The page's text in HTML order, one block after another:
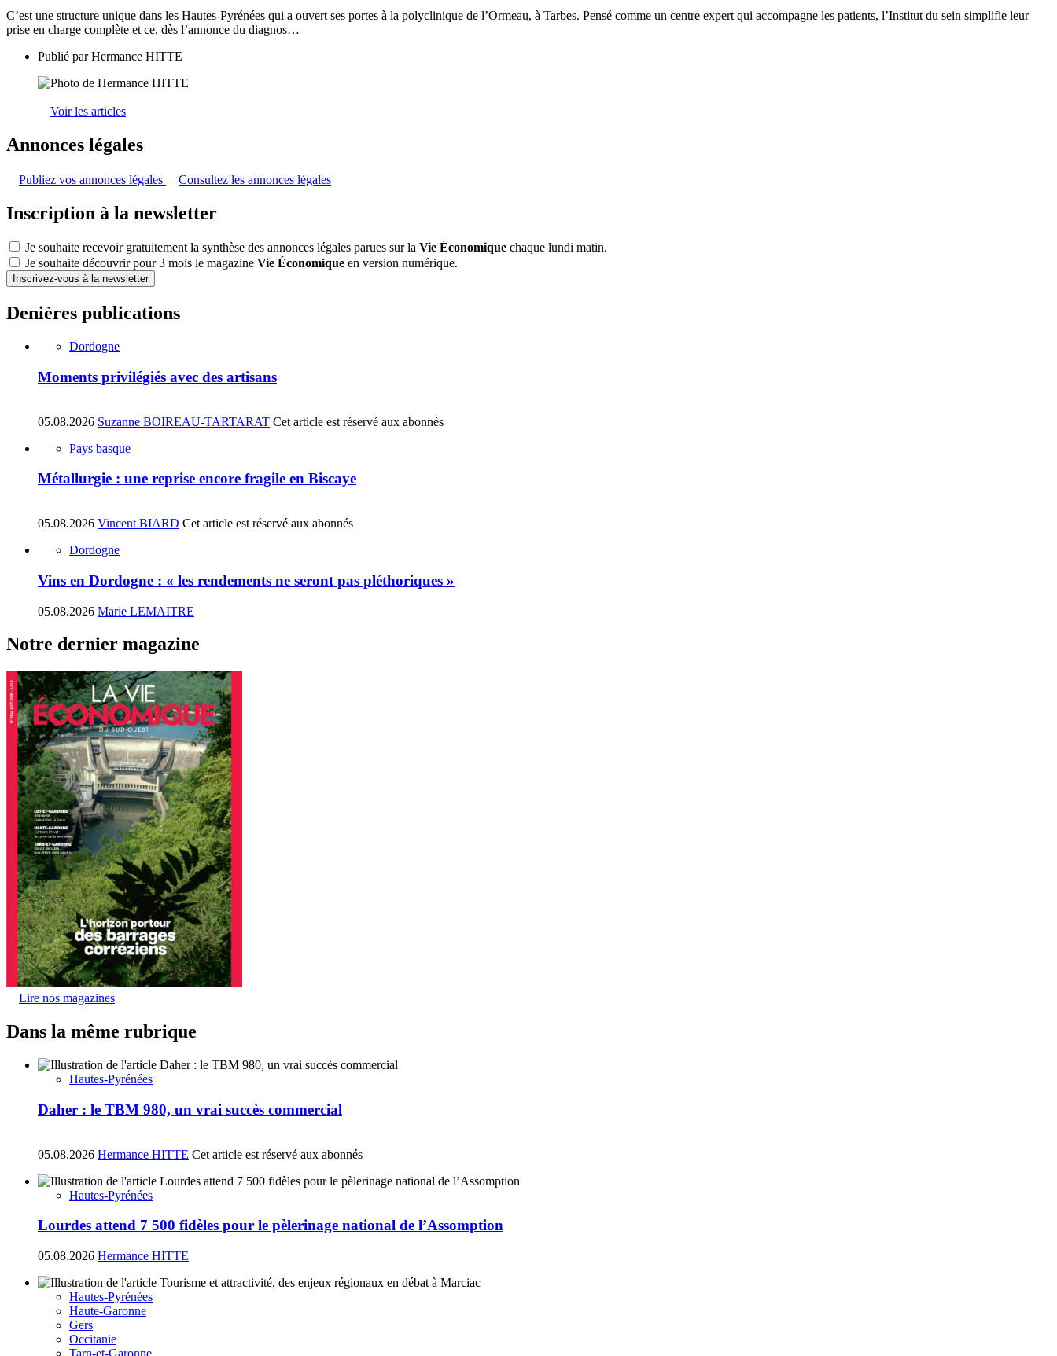
C’est une structure unique dans les Hautes-Pyrénées qui a ouvert ses portes à la polyclinique de l’Ormeau, à Tarbes. Pensé comme un centre expert qui accompagne les patients, l’Institut du sein simplifie leur
prise en charge complète et ce, dès l’annonce du diagnos…
Publié parHermance HITTE
Voir les articles
Annonces légales
Publiez vos annonces légales Consultez les annonces légales
Inscription à la newsletter
Je souhaite recevoir gratuitement la synthèse des annonces légales parues sur la Vie Économique chaque lundi matin.
Je souhaite découvrir pour 3 mois le magazine Vie Économique en version numérique.
Inscrivez-vous à la newsletter
Denières publications
Dordogne
Moments privilégiés avec des artisans
05.08.2026 Suzanne BOIREAU-TARTARAT Cet article est réservé aux abonnés
Pays basque
Métallurgie : une reprise encore fragile en Biscaye
05.08.2026 Vincent BIARD Cet article est réservé aux abonnés
Dordogne
Vins en Dordogne : « les rendements ne seront pas pléthoriques »
05.08.2026 Marie LEMAITRE
Notre dernier magazine
Lire nos magazines
Dans la même rubrique
Hautes-Pyrénées
Daher : le TBM 980, un vrai succès commercial
05.08.2026 Hermance HITTE Cet article est réservé aux abonnés
Hautes-Pyrénées
Lourdes attend 7 500 fidèles pour le pèlerinage national de l’Assomption
05.08.2026 Hermance HITTE
Hautes-Pyrénées
Haute-Garonne
Gers
Occitanie
Tarn-et-Garonne